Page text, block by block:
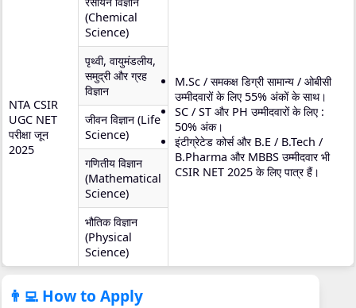
NTA CSIR
UGC NET
परीक्षा जून
2025
(Chemical
Science)
M.Sc / समकक्ष डिग्री सामान्य / ओबीसी
उम्मीदवारों के लिए 55% अंकों के साथ।
SC / ST और PH उम्मीदवारों के लिए :
50% अंक।
इंटीग्रेटेड कोर्स और B.E / B.Tech /
B.Pharma और MBBS उम्मीदवार भी
CSIR NET 2025 के लिए पात्र हैं।
पृथ्वी, वायुमंडलीय,
समुद्री और ग्रह
विज्ञान
जीवन विज्ञान (Life
Science)
गणितीय विज्ञान
(Mathematical
Science)
भौतिक विज्ञान
(Physical
Science)
👨‍💻 How to Apply